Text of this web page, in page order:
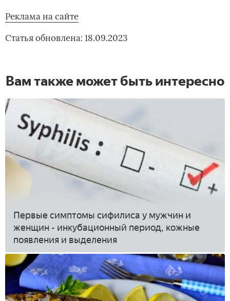
Реклама на сайте
Статья обновлена: 18.09.2023
Вам также может быть интересно
Первые симптомы сифилиса у мужчин и
женщин - инкубационный период, кожные
появления и выделения